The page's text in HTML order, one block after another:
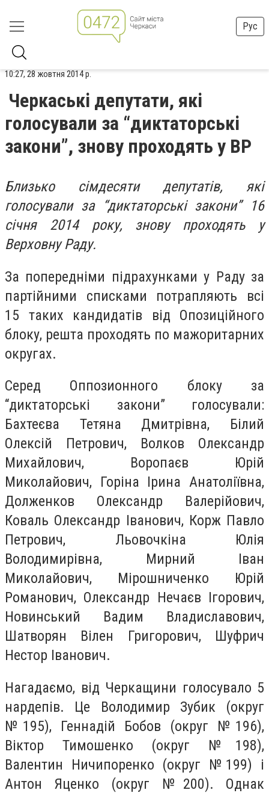
Рус
10:27, 28 жовтня 2014 р.
Черкаські депутати, які
голосували за “диктаторські
закони”, знову проходять у ВР
Близько сімдесяти депутатів, які
голосували за “диктаторські закони” 16
січня 2014 року, знову проходять у
Верховну Раду.
За попередніми підрахунками у Раду за
партійними списками потрапляють всі
15 таких кандидатів від Опозиційного
блоку, решта проходять по мажоритарних
округах.
Серед Оппозионного блоку за
“диктаторські закони” голосували:
Бахтеєва Тетяна Дмитрівна, Білий
Олексій Петрович, Волков Олександр
Михайлович, Воропаєв Юрій
Миколайович, Горіна Ірина Анатоліївна,
Долженков Олександр Валерійович,
Коваль Олександр Іванович, Корж Павло
Петрович, Льовочкіна Юлія
Володимирівна, Мирний Іван
Миколайович, Мірошниченко Юрій
Романович, Олександр Нечаєв Ігорович,
Новинський Вадим Владиславович,
Шатворян Вілен Григорович, Шуфрич
Нестор Іванович.
Нагадаємо, від Черкащини голосувало 5
нардепів. Це Володимир Зубик (округ
№195), Геннадій Бобов (округ №196),
Віктор Тимошенко (округ №198),
Валентин Ничипоренко (округ №199) і
Антон Яценко (округ №200). Однак